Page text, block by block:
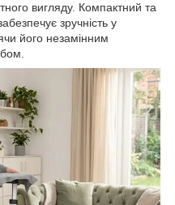
вигляду. Компактний та
зручність у
його незамінним